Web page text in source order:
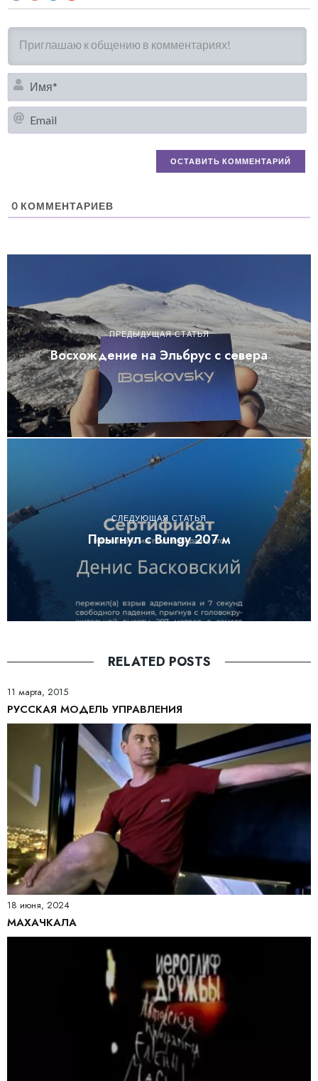
0 КОММЕНТАРИЕВ
ПРЕДЫДУЩАЯ СТАТЬЯ
Восхождение на Эльбрус с севера
СЛЕДУЮЩАЯ СТАТЬЯ
Прыгнул с Bungy 207 м
RELATED POSTS
11 марта, 2015
РУССКАЯ МОДЕЛЬ УПРАВЛЕНИЯ
18 июня, 2024
МАХАЧКАЛА